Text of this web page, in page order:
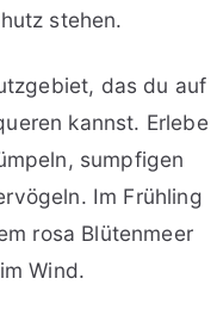
stehen.
das du auf
kannst. Erlebe
sumpfigen
Im Frühling
rosa Blütenmeer
Wind.